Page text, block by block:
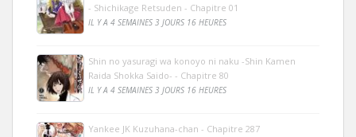
- Shichikage Retsuden - Chapitre 01
IL Y A 4 SEMAINES 3 JOURS 16 HEURES
Shin no yasuragi wa konoyo ni naku -Shin Kamen
Raida Shokka Saido- - Chapitre 80
IL Y A 4 SEMAINES 3 JOURS 16 HEURES
Yankee JK Kuzuhana-chan - Chapitre 287